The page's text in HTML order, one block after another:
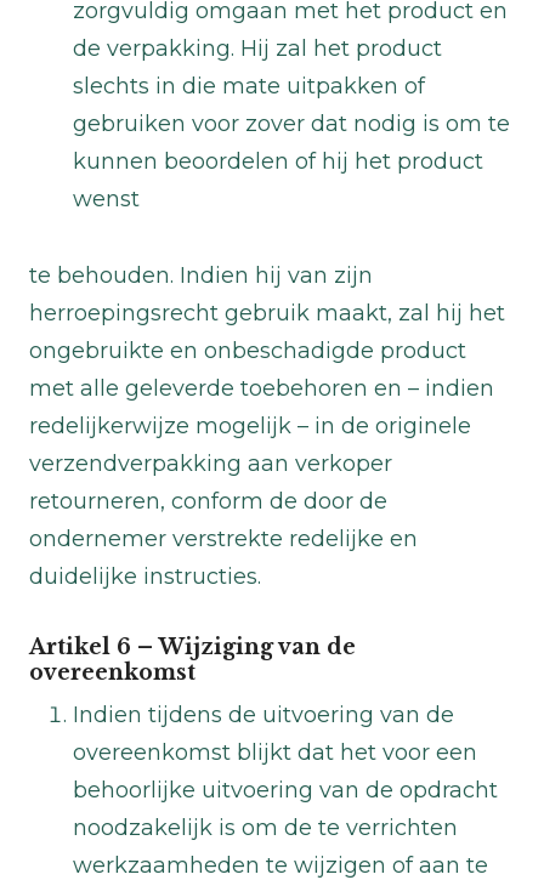
zorgvuldig omgaan met het product en
de verpakking. Hij zal het product
slechts in die mate uitpakken of
gebruiken voor zover dat nodig is om te
kunnen beoordelen of hij het product
wenst
te behouden. Indien hij van zijn
herroepingsrecht gebruik maakt, zal hij het
ongebruikte en onbeschadigde product
met alle geleverde toebehoren en – indien
redelijkerwijze mogelijk – in de originele
verzendverpakking aan verkoper
retourneren, conform de door de
ondernemer verstrekte redelijke en
duidelijke instructies.
Artikel 6 – Wijziging van de
overeenkomst
Indien tijdens de uitvoering van de
overeenkomst blijkt dat het voor een
behoorlijke uitvoering van de opdracht
noodzakelijk is om de te verrichten
werkzaamheden te wijzigen of aan te